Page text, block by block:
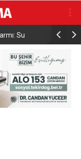
söndürüldü